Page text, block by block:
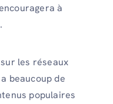
à
les réseaux
beaucoup de
populaires